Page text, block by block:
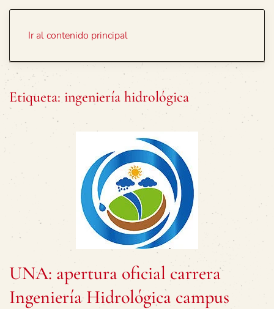
Ir al contenido principal
Etiqueta: ingeniería hidrológica
UNA: apertura oficial carrera
Ingeniería Hidrológica campus